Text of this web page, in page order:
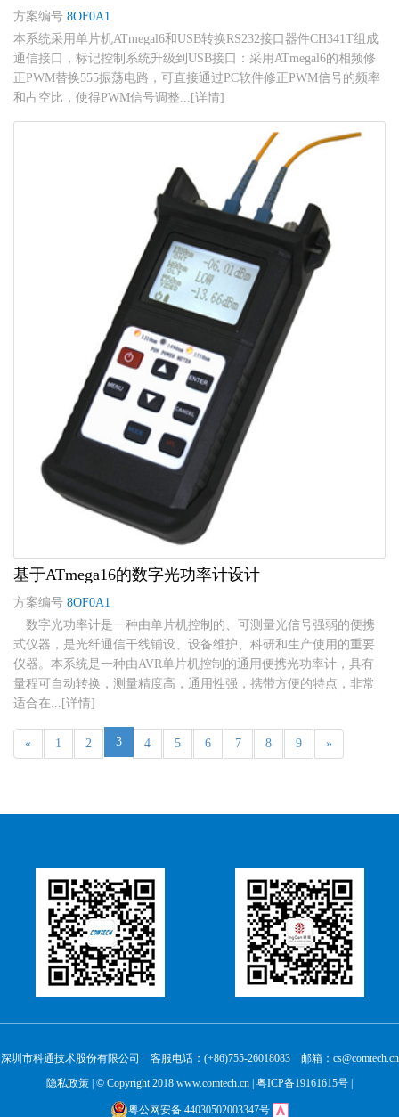
方案编号 8OF0A1
本系统采用单片机ATmegal6和USB转换RS232接口器件CH341T组成
通信接口，标记控制系统升级到USB接口：采用ATmegal6的相频修
正PWM替换555振荡电路，可直接通过PC软件修正PWM信号的频率
和占空比，使得PWM信号调整...[详情]
基于ATmega16的数字光功率计设计
方案编号 8OF0A1
数字光功率计是一种由单片机控制的、可测量光信号强弱的便携
式仪器，是光纤通信干线铺设、设备维护、科研和生产使用的重要
仪器。本系统是一种由AVR单片机控制的通用便携光功率计，具有
量程可自动转换，测量精度高，通用性强，携带方便的特点，非常
适合在...[详情]
« 1 2 3 4 5 6 7 8 9 »
深圳市科通技术股份有限公司 客服电话：(+86)755-26018083 邮箱：cs@comtech.cn
隐私政策 | © Copyright 2018 www.comtech.cn | 粤ICP备19161615号 |
粤公网安备 44030502003347号